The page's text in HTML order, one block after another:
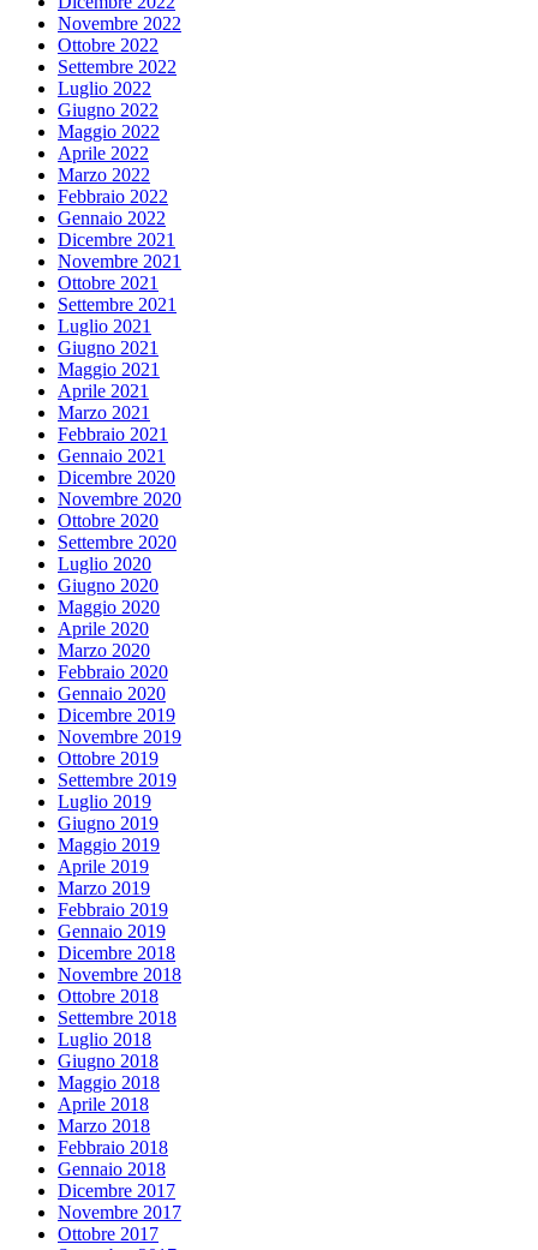
Novembre 2022
Ottobre 2022
Settembre 2022
Luglio 2022
Giugno 2022
Maggio 2022
Aprile 2022
Marzo 2022
Febbraio 2022
Gennaio 2022
Dicembre 2021
Novembre 2021
Ottobre 2021
Settembre 2021
Luglio 2021
Giugno 2021
Maggio 2021
Aprile 2021
Marzo 2021
Febbraio 2021
Gennaio 2021
Dicembre 2020
Novembre 2020
Ottobre 2020
Settembre 2020
Luglio 2020
Giugno 2020
Maggio 2020
Aprile 2020
Marzo 2020
Febbraio 2020
Gennaio 2020
Dicembre 2019
Novembre 2019
Ottobre 2019
Settembre 2019
Luglio 2019
Giugno 2019
Maggio 2019
Aprile 2019
Marzo 2019
Febbraio 2019
Gennaio 2019
Dicembre 2018
Novembre 2018
Ottobre 2018
Settembre 2018
Luglio 2018
Giugno 2018
Maggio 2018
Aprile 2018
Marzo 2018
Febbraio 2018
Gennaio 2018
Dicembre 2017
Novembre 2017
Ottobre 2017